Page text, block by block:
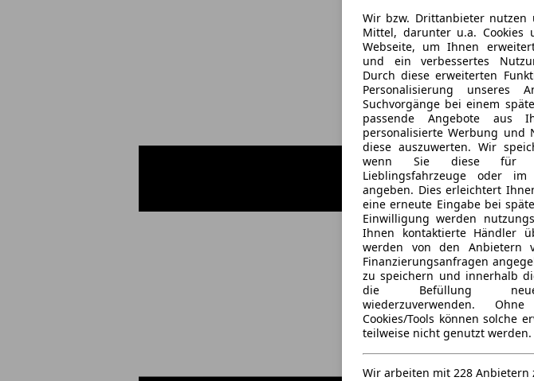
Wir bzw. Drittanbieter nutzen
Mittel, darunter u.a. Cookies
Webseite, um Ihnen
und ein verbessertes
Durch diese erweiterten
Personalisierung
Suchvorgänge bei einem
passende Angebote aus
personalisierte Werbung und
diese auszuwerten. Wir
wenn Sie diese für
Lieblingsfahrzeuge oder
angeben. Dies erleichtert
eine erneute Eingabe bei
Einwilligung werden
Ihnen kontaktierte Händler
werden von den Anbietern
Finanzierungsanfragen
zu speichern und innerhalb
die Befüllung neuer
wiederzuverwenden.
Cookies/Tools können solche
teilweise nicht genutzt werden.
Wir arbeiten mit 228 Anbietern